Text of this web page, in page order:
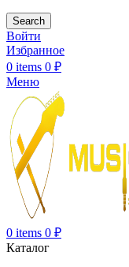
Search
Войти
Избранное
0 items 0 ₽
Меню
0 items 0 ₽
Каталог